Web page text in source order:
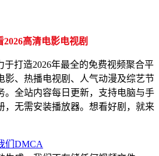
高清电影电视剧
于打造2026年最全的免费视频聚合平
影、热播电视剧、人气动漫及综艺节
。全站内容每日更新，支持电脑与手
，无需安装播放器。想看好剧，就来
们 DMCA